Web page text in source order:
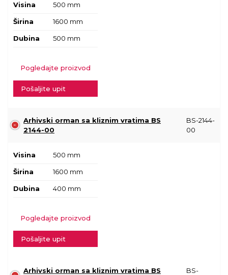
Visina 500 mm
Širina 1600 mm
Dubina 500 mm
Pogledajte proizvod
Pošaljite upit
Arhivski orman sa kliznim vratima BS
2144-00
BS-2144-
00
Visina 500 mm
Širina 1600 mm
Dubina 400 mm
Pogledajte proizvod
Pošaljite upit
Arhivski orman sa kliznim vratima BS
BS-